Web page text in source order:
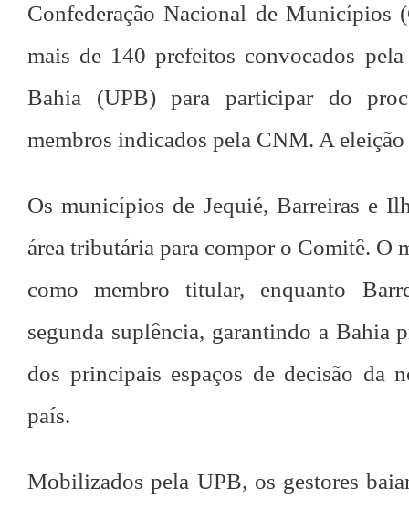
Confederação Nacional de Municípios
mais de 140 prefeitos convocados
Bahia (UPB) para participar do
membros indicados pela CNM. A
Os municípios de Jequié, Barreiras e
área tributária para compor o Comitê. O
como membro titular, enquanto
segunda suplência, garantindo a Bahia
dos principais espaços de decisão da
país.
Mobilizados pela UPB, os gestores